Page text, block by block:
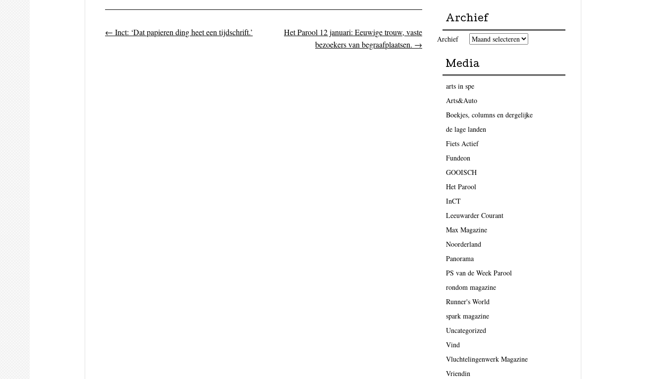
Post navigation
← Inct: ‘Dat papieren ding heet een tijdschrift.’
Het Parool 12 januari: Eeuwige trouw, vaste
bezoekers van begraafplaatsen. →
Archief
Archief
Media
arts in spe
Arts&Auto
Boekjes, columns en dergelijke
de lage landen
Fiets Actief
Fundeon
GOOISCH
Het Parool
InCT
Leeuwarder Courant
Max Magazine
Noorderland
Panorama
PS van de Week Parool
rondom magazine
Runner's World
spark magazine
Uncategorized
Vind
Vluchtelingenwerk Magazine
Vriendin